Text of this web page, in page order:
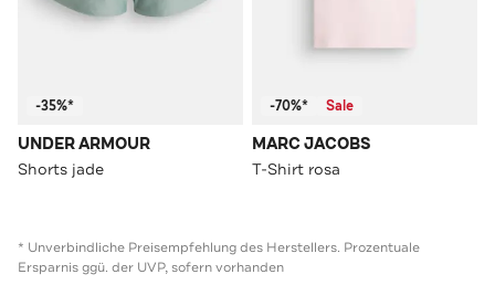
-35%*
UNDER ARMOUR
Shorts jade
-70%* Sale
MARC JACOBS
T-Shirt rosa
* Unverbindliche Preisempfehlung des Herstellers. Prozentuale
Ersparnis ggü. der UVP, sofern vorhanden